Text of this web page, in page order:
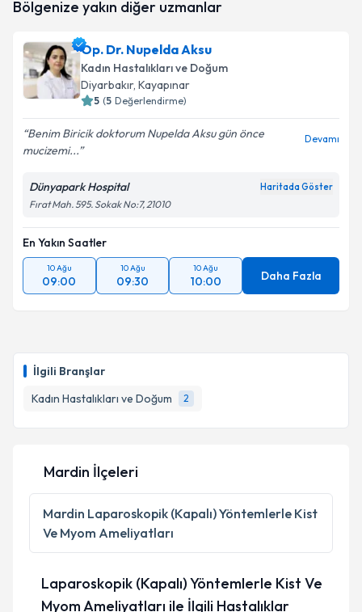
İlgili Branşlar
Kadın Hastalıkları ve Doğum
2
Bölgenize yakın diğer uzmanlar
Op. Dr. Nupelda Aksu
Kadın Hastalıkları ve Doğum
Diyarbakır, Kayapınar
5 (5 Değerlendirme)
Benim Biricik doktorum Nupelda Aksu gün önce
mucizemi...
Devamı
Dünyapark Hospital Haritada Göster
Fırat Mah. 595. Sokak No:7, 21010
En Yakın Saatler
10 Ağu
09:00
10 Ağu
09:30
10 Ağu
10:00 Daha Fazla
Mardin İlçeleri
Mardin Laparoskopik (Kapalı) Yöntemlerle Kist
Ve Myom Ameliyatları
Laparoskopik (Kapalı) Yöntemlerle Kist Ve
Myom Ameliyatları ile İlgili Hastalıklar